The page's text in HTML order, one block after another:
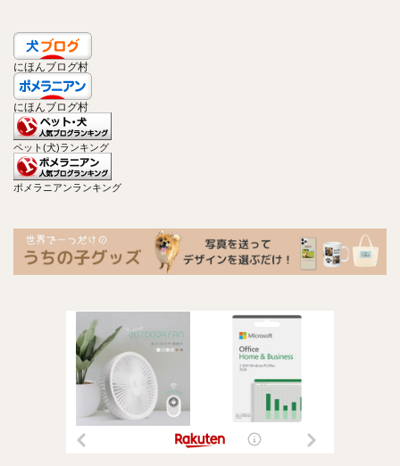
にほんブログ村
にほんブログ村
ペット(犬)ランキング
ポメラニアンランキング